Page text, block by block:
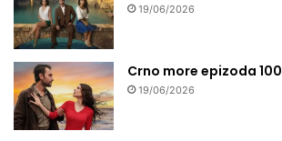
19/06/2026
Crno more epizoda 100
19/06/2026